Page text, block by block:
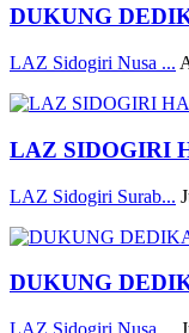
DUKUNG
LAZ Sidogiri Nusa ...
LAZ SIDOGIRI
LAZ Sidogiri Surab...
DUKUNG
LAZ Sidogiri Nusa ...